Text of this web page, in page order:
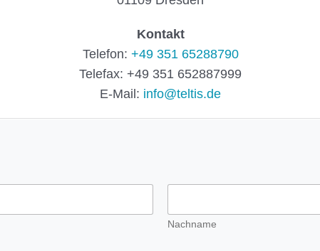
Kontakt
Telefon: +49 351 65288790
Telefax: +49 351 652887999
E-Mail: info@teltis.de
Nachname